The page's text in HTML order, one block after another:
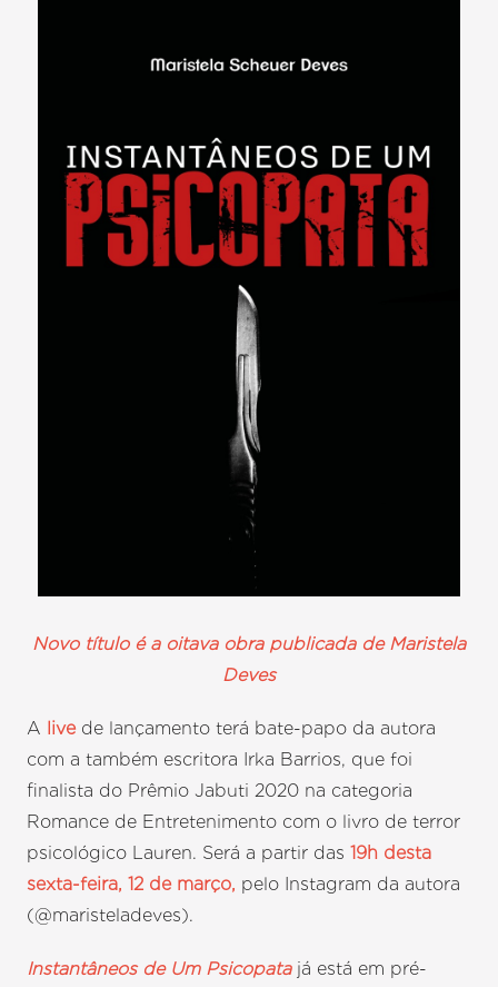
Novo título é a oitava obra publicada de Maristela
Deves
A livede lançamento terá bate-papo da autora
com a também escritora Irka Barrios, que foi
finalista do Prêmio Jabuti 2020 na categoria
Romance de Entretenimento com o livro de terror
psicológico Lauren. Será a partir das19h desta
sexta-feira, 12 de março, pelo Instagram da autora
(@maristeladeves).
Instantâneos de Um Psicopatajá está em pré-